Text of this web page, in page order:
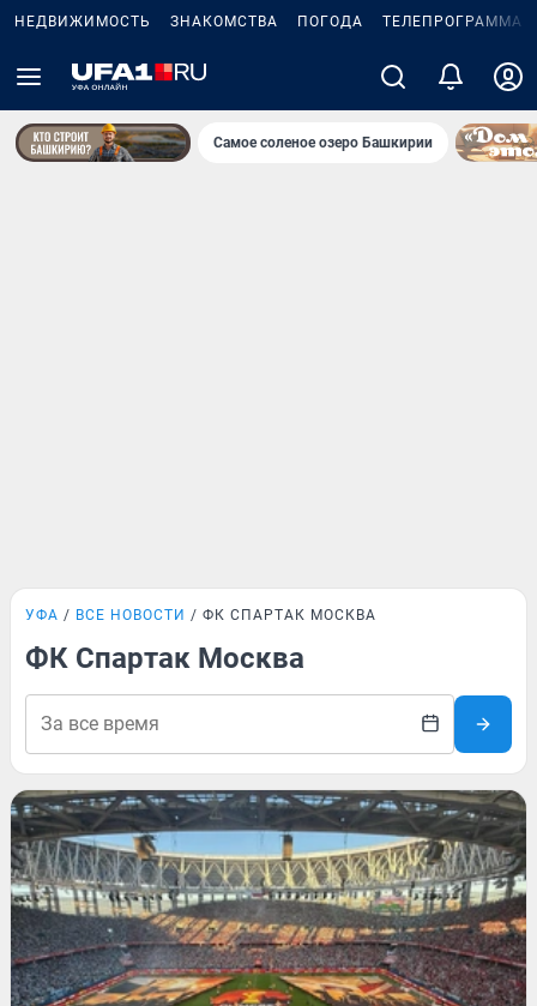
НЕДВИЖИМОСТЬ ЗНАКОМСТВА ПОГОДА ТЕЛЕПРОГРАММА
Самое соленое озеро Башкирии
УФА ВСЕ НОВОСТИ ФК СПАРТАК МОСКВА
ФК Спартак Москва